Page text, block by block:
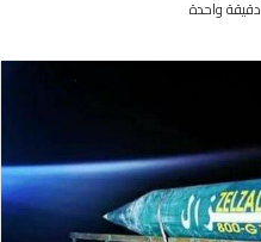
دقيقة واحدة